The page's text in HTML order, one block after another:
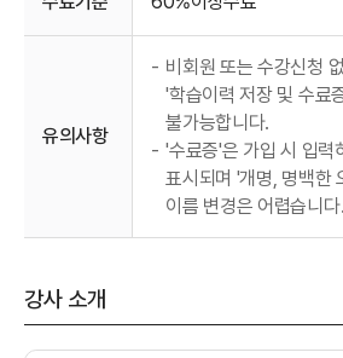
유의사항
- 비회원 또는 수강신청
'학습이력 저장 및 수료
불가능합니다.
- '수료증'은 가입 시 입력
표시되며 '개명, 명백한
이름 변경은 어렵습니다.
강사 소개